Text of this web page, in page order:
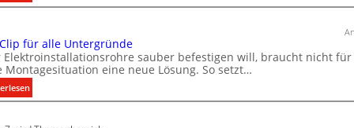
I
m
o
n
i
T
k
o
m
m
für alle Untergründe
Elektroinstallationsrohre sauber befestigen will, braucht nicht für
Montagesituation eine neue Lösung. So setzt…
:
E